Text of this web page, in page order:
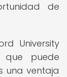
de
University
que puede
una ventaja